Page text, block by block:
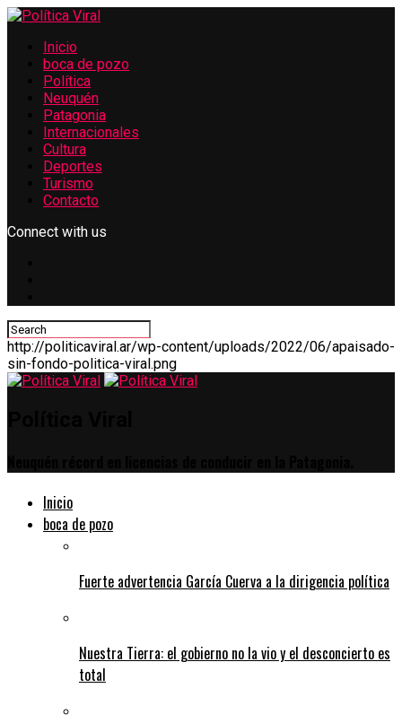
Inicio
boca de pozo
Política
Neuquén
Patagonia
Internacionales
Cultura
Deportes
Turismo
Contacto
Connect with us
http://politicaviral.ar/wp-content/uploads/2022/06/apaisado-
sin-fondo-politica-viral.png
Inicio
boca de pozo
Fuerte advertencia García Cuerva a la dirigencia política
Nuestra Tierra: el gobierno no la vio y el desconcierto es
total